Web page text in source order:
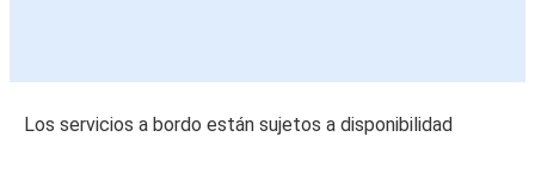
Los servicios a bordo están sujetos a disponibilidad